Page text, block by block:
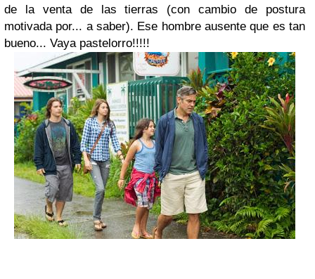
de la venta de las tierras (con cambio de postura
motivada por... a saber). Ese hombre ausente que es tan
bueno... Vaya pastelorro!!!!!